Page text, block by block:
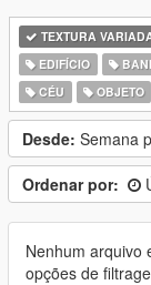
TEXTURA
EDIFÍCIO
CÉU
OBJETO
Desde: Semana
Ordenar por:
Nenhum arquivo
opções de